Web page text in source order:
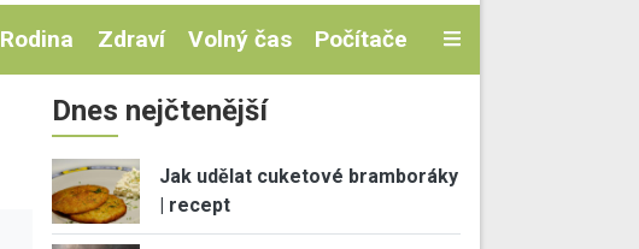
Rodina Zdraví Volný čas Počítače
Dnes nejčtenější
Jak udělat cuketové bramboráky
| recept